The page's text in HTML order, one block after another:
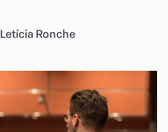
Letícia Ronche